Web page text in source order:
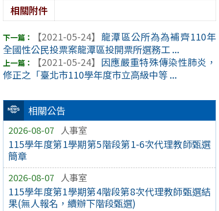
相關公告
2026-08-07 人事室
115學年度第1學期第5階段第1-6次代理教師甄選
簡章
2026-08-07 人事室
115學年度第1學期第4階段第8次代理教師甄選結
果(無人報名，續辦下階段甄選)
相關附件
【2021-05-24】 龍潭區公所為為補齊110年
全國性公民投票案龍潭區投開票所選務工 ...
【2021-05-24】 因應嚴重特殊傳染性肺炎，
修正之「臺北市110學年度市立高級中等 ...